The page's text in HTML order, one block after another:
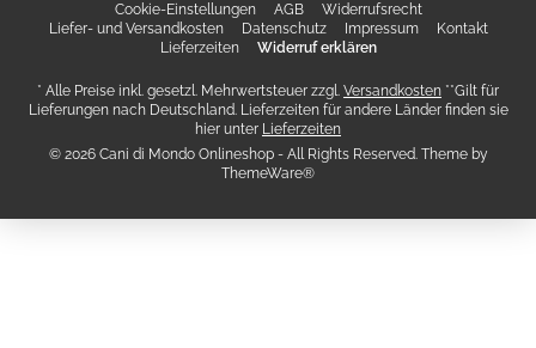
Cookie-Einstellungen AGB
Widerrufsrecht
Liefer- und Versandkosten
Datenschutz Impressum
Kontakt
Lieferzeiten
Widerruf erklären
* Alle Preise inkl. gesetzl. Mehrwertsteuer zzgl. Versandkosten **Gilt für
Lieferungen nach Deutschland. Lieferzeiten für andere Länder finden sie
hier unter Lieferzeiten
© 2026 Cani di Mondo Onlineshop - All Rights Reserved. Theme by
ThemeWare®